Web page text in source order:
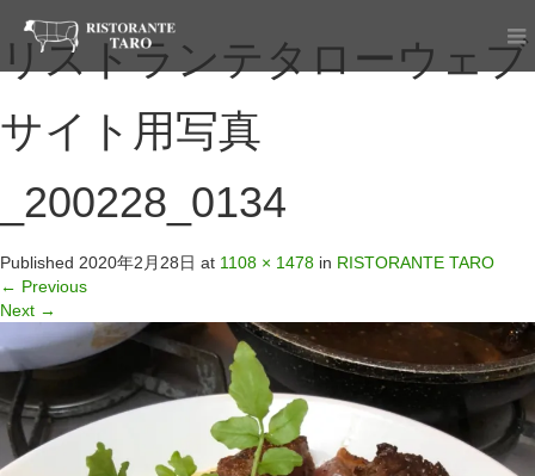
リストランテタローウェブ
サイト用写真
_200228_0134
Published 2020年2月28日 at 1108 × 1478 in RISTORANTE TARO
← Previous
Next →